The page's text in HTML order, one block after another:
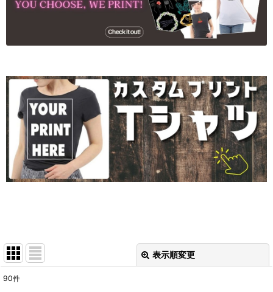
表示順変更
90件